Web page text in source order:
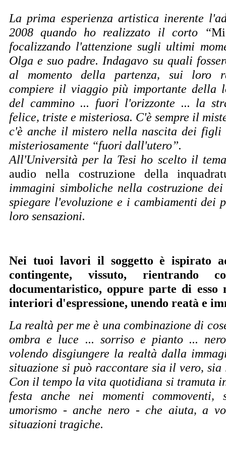
La prima esperienza artistica inerente
2008 quando ho realizzato il corto “
focalizzando l'attenzione sugli ultimi
Olga e suo padre. Indagavo su quali
al momento della partenza, sui loro
compiere il viaggio più importante della
del cammino ... fuori l'orizzonte ... la
felice, triste e misteriosa. C'è sempre il
c'è anche il mistero nella nascita dei figli
misteriosamente “fuori dall'utero”.
All'Università per la Tesi ho scelto il
audio nella costruzione della
immagini simboliche nella costruzione
spiegare l'evoluzione e i cambiamenti dei
loro sensazioni.
Nei tuoi lavori il soggetto è ispirato
contingente, vissuto, rientrando
documentaristico, oppure parte di esso
interiori d'espressione, unendo reatà e
La realtà per me è una combinazione di
ombra e luce ... sorriso e pianto ...
volendo disgiungere la realtà dalla
situazione si può raccontare sia il vero,
Con il tempo la vita quotidiana si tramuta
festa anche nei momenti commoventi,
umorismo - anche nero - che aiuta, a
situazioni tragiche.